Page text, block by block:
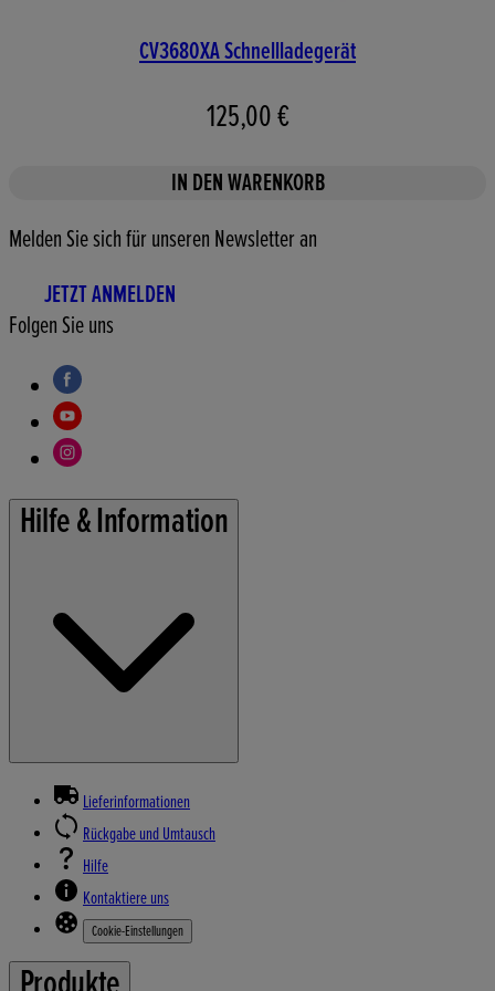
CV3680XA Schnellladegerät
125,00 €
IN DEN WARENKORB
Melden Sie sich für unseren Newsletter an
JETZT ANMELDEN
Folgen Sie uns
Hilfe & Information
Lieferinformationen
Rückgabe und Umtausch
Hilfe
Kontaktiere uns
Cookie-Einstellungen